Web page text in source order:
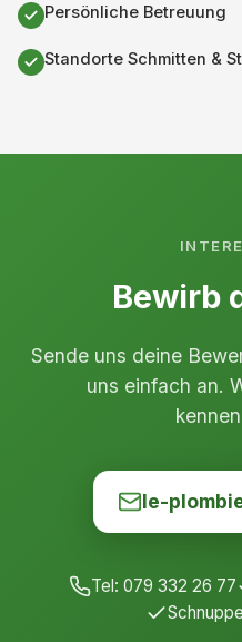
Persönliche Betreuung
Standorte Schmitten &
Bewirb
Sende uns deine
uns einfach an.
le-
Tel: 079 332 26 77